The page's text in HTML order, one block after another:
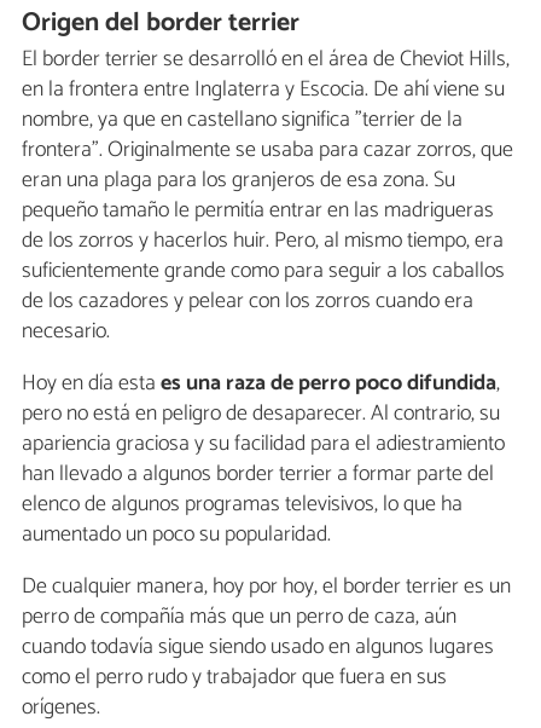
Origen del border terrier
El border terrier se desarrolló en el área de Cheviot Hills,
en la frontera entre Inglaterra y Escocia. De ahí viene su
nombre, ya que en castellano significa "terrier de la
frontera". Originalmente se usaba para cazar zorros, que
eran una plaga para los granjeros de esa zona. Su
pequeño tamaño le permitía entrar en las madrigueras
de los zorros y hacerlos huir. Pero, al mismo tiempo, era
suficientemente grande como para seguir a los caballos
de los cazadores y pelear con los zorros cuando era
necesario.
Hoy en día estaes una raza de perro poco difundida,
pero no está en peligro de desaparecer. Al contrario, su
apariencia graciosa y su facilidad para el adiestramiento
han llevado a algunos border terrier a formar parte del
elenco de algunos programas televisivos, lo que ha
aumentado un poco su popularidad.
De cualquier manera, hoy por hoy, el border terrier es un
perro de compañía más que un perro de caza, aún
cuando todavía sigue siendo usado en algunos lugares
como el perro rudo y trabajador que fuera en sus
orígenes.